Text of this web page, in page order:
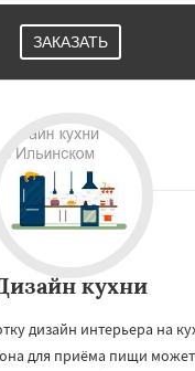
ЗАКАЗАТЬ
кухни
дизайн интерьера на
для приёма пищи